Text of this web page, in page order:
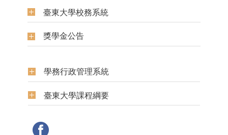
臺東大學校務系統
獎學金公告
學務行政管理系統
臺東大學課程綱要